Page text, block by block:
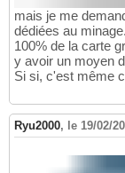
mais je me
dédiées au
100% de la carte
y avoir un moyen
Si si, c'est même
Ryu2000, le 19/02/